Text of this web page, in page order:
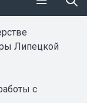
Липецкой
с